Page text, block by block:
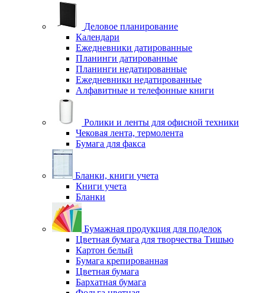
Деловое планирование
Календари
Ежедневники датированные
Планинги датированные
Планинги недатированные
Ежедневники недатированные
Алфавитные и телефонные книги
Ролики и ленты для офисной техники
Чековая лента, термолента
Бумага для факса
Бланки, книги учета
Книги учета
Бланки
Бумажная продукция для поделок
Цветная бумага для творчества Тишью
Картон белый
Бумага крепированная
Цветная бумага
Бархатная бумага